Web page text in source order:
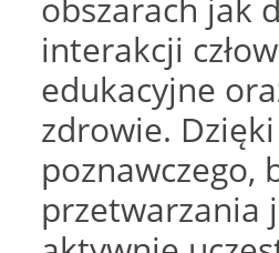
obszarach jak
interakcji
edukacyjne
zdrowie.
poznawczego,
przetwarzania